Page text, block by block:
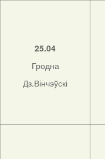
25.04
Гродна
Дз.Вінчэўскі